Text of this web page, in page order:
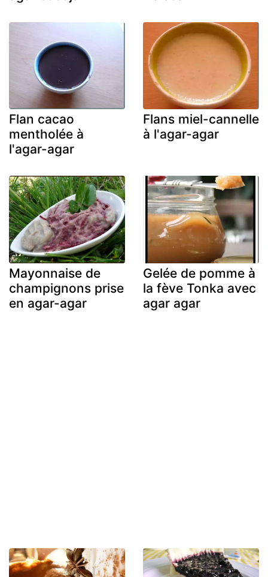
Flan cacao
mentholée à
l'agar-agar
Flans miel-cannelle
à l'agar-agar
Mayonnaise de
champignons prise
en agar-agar
Gelée de pomme à
la fève Tonka avec
agar agar